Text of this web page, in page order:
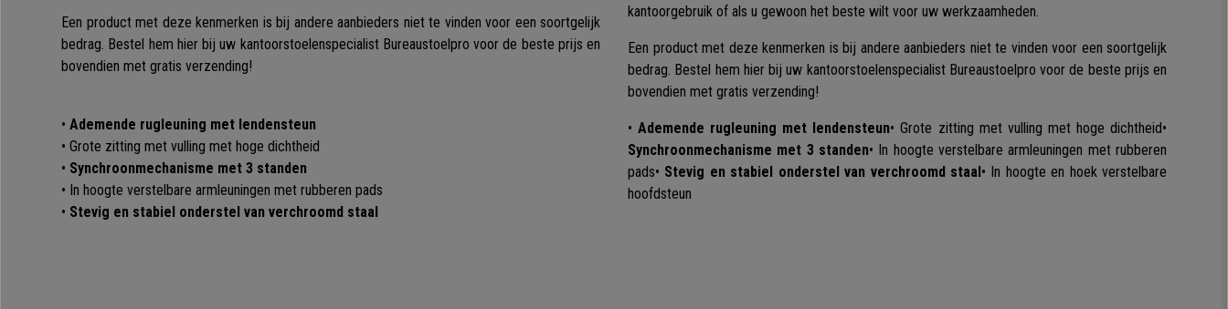
Een product met deze kenmerken is bij andere aanbieders niet te vinden voor een soortgelijk
bedrag. Bestel hem hier bij uw kantoorstoelenspecialist Bureaustoelpro voor de beste prijs en
bovendien met gratis verzending!
• Ademende rugleuning met lendensteun
• Grote zitting met vulling met hoge dichtheid
• Synchroonmechanisme met 3 standen
• In hoogte verstelbare armleuningen met rubberen pads
• Stevig en stabiel onderstel van verchroomd staal
kantoorgebruik of als u gewoon het beste wilt voor uw werkzaamheden.
Een product met deze kenmerken is bij andere aanbieders niet te vinden voor een soortgelijk
bedrag. Bestel hem hier bij uw kantoorstoelenspecialist Bureaustoelpro voor de beste prijs en
bovendien met gratis verzending!
•Ademende rugleuning met lendensteun• Grote zitting met vulling met hoge dichtheid•
Synchroonmechanisme met 3 standen• In hoogte verstelbare armleuningen met rubberen
pads• Stevig en stabiel onderstel van verchroomd staal• In hoogte en hoek verstelbare
hoofdsteun